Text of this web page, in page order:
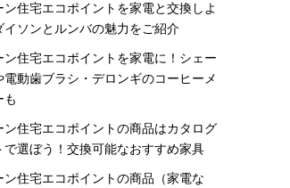
ン住宅エコポイントを家電と交換しよ
イソンとルンバの魅力をご紹介
ン住宅エコポイントを家電に！シェー
電動歯ブラシ・デロンギのコーヒーメ
も
ン住宅エコポイントの商品はカタログ
で選ぼう！交換可能なおすすめ家具
ン住宅エコポイントの商品（家電な